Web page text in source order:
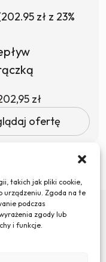
takich jak pliki cookie,
urządzeniu. Zgoda na te
podczas
zgody lub
i funkcje.
| W magazynie
202.95 zł z 23%
zł
ofertę